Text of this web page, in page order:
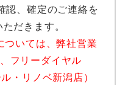
認、確定のご連絡を
だきます。
いては、弊社営業
フリーダイヤル
・リノベ新潟店）